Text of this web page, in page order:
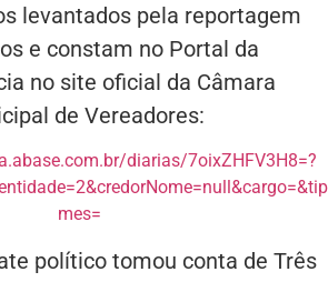
pela reportagem
e constam no Portal da
no site oficial da Câmara
de Vereadores:
diarias/7oixZHFV3H8=?
mes=
político tomou conta de Três